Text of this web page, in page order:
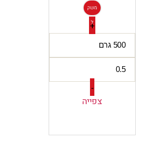
משק
ל
+
-
צפייה